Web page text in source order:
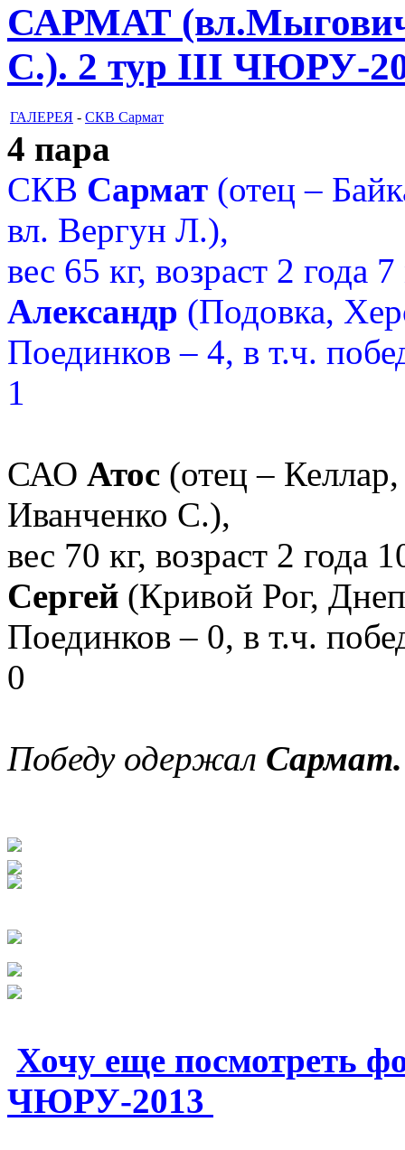
САРМАТ
С.). 2 тур III ЧЮРУ-
ГАЛЕРЕЯ - СКВ Сармат
4 пара
СКВ Сармат (отец –
вл. Вергун Л.),
вес 65 кг, возраст 2 года
Александр (Подовка,
Поединков– 4, в т.ч.
1
САО Атос (отец –
Иванченко С.),
вес 70 кг, возраст 2 года
Сергей (Кривой Рог,
Поединков – 0, в т.ч.
0
Победу одержал Сармат.
Хочу еще посмотреть
ЧЮРУ-2013